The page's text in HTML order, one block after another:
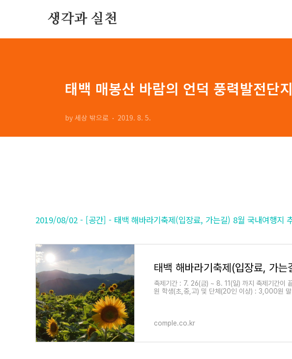
생각과 실천
태백 매봉산 바람의 언덕 풍력발전단
by 세상 밖으로 2019. 8. 5.
2019/08/02 - [공간] - 태백 해바라기축제(입장료, 가는길) 8월 국내여행지
축제기간 : 7. 26(금) ~ 8. 11(일) 까지 축제기간이
원 학생(초,중,고) 및 단체(20인 이상) : 3,000원
comple.co.kr